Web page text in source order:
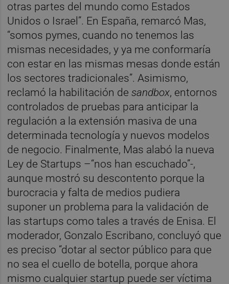
otras partes del mundo como Estados
Unidos o Israel”. En España, remarcó Mas,
“somos pymes, cuando no tenemos las
mismas necesidades, y ya me conformaría
con estar en las mismas mesas donde están
los sectores tradicionales”. Asimismo,
reclamó la habilitación desandbox, entornos
controlados de pruebas para anticipar la
regulación a la extensión masiva de una
determinada tecnología y nuevos modelos
de negocio. Finalmente, Mas alabó la nueva
Ley de Startups –“nos han escuchado”-,
aunque mostró su descontento porque la
burocracia y falta de medios pudiera
suponer un problema para la validación de
las startups como tales a través de Enisa. El
moderador, Gonzalo Escribano, concluyó que
es preciso “dotar al sector público para que
no sea el cuello de botella, porque ahora
mismo cualquier startup puede ser víctima